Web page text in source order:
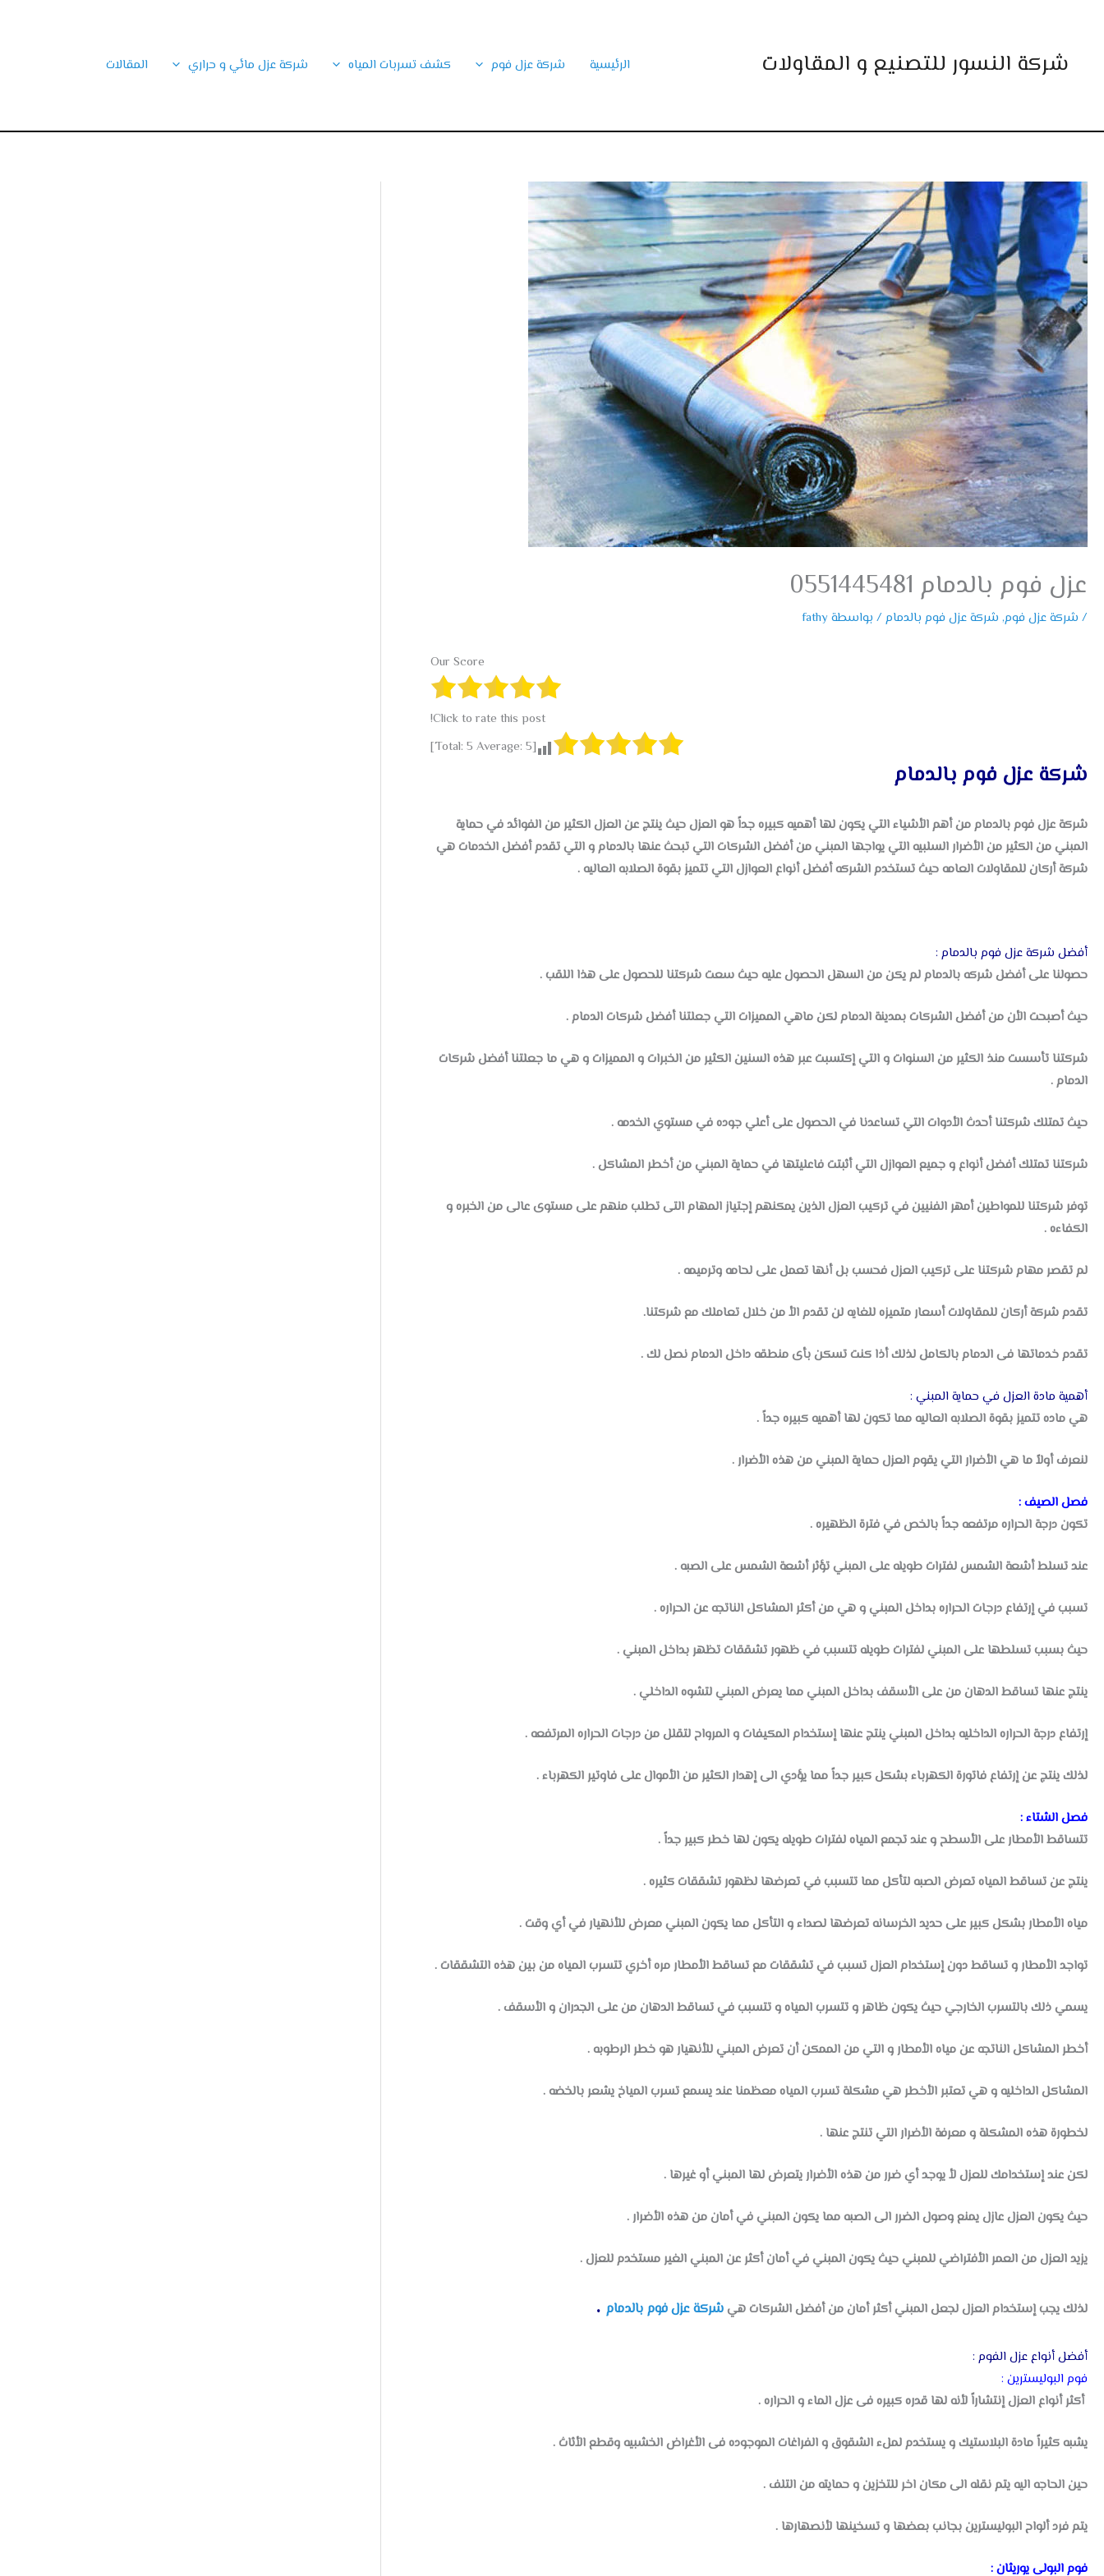
المحتوىشركة النسور للتصنيع و المقاولات الرئيسية شركة عزل فوم كشف تسربات المياه شركة عزل مائي و حراري المقالات
عزل فوم بالدمام 0551445481
/ شركة عزل فوم, شركة عزل فوم بالدمام / بواسطةfathy
Our Score
Click to rate this post!
[Total:
5 Average:5
]
شركة عزل فوم بالدمام
شركة عزل فوم بالدمام من أهم الأشياء التي يكون لها أهميه كبيره جداً هو العزل حيث ينتج عن العزل الكثير من الفوائد في حماية
المبني من الكثير من الأضرار السلبيه التي يواجها المبني من أفضل الشركات التي تبحث عنها بالدمام و التي تقدم أفضل الخدمات هي
شركة أركان للمقاولات العامه حيث تستخدم الشركه أفضل أنواع العوازل التي تتميز بقوة الصلابه العاليه .
أفضل شركة عزل فوم بالدمام :
حصولنا على أفضل شركه بالدمام لم يكن من السهل الحصول عليه حيث سعت شركتنا للحصول على هذا اللقب .
حيث أصبحت الأن من أفضل الشركات بمدينة الدمام لكن ماهي المميزات التي جعلتنا أفضل شركات الدمام .
شركتنا تأسست منذ الكثير من السنوات و التي إكتسبت عبر هذه السنين الكثير من الخبرات و المميزات و هي ما جعلتنا أفضل شركات
الدمام .
حيث تمتلك شركتنا أحدث الأدوات التي تساعدنا في الحصول على أعلي جوده في مستوي الخدمه .
شركتنا تمتلك أفضل أنواع و جميع العوازل التي أثبتت فاعليتها في حماية المبني من أخطر المشاكل .
توفر شركتنا للمواطين أمهر الفنيين في تركيب العزل الذين يمكنهم إجتياز المهام التى تطلب منهم على مستوى عالى من الخبره و
الكفاءه .
لم تقصر مهام شركتنا على تركيب العزل فحسب بل أنها تعمل على لحامه وترميمه .
تقدم شركة أركان للمقاولات أسعار متميزه للغايه لن تقدم الأ من خلال تعاملك مع شركتنا.
تقدم خدماتها فى الدمام بالكامل لذلك أذا كنت تسكن بأى منطقه داخل الدمام نصل لك .
أهمية مادة العزل في حماية المبني :
هي ماده تتميز بقوة الصلابه العاليه مما تكون لها أهميه كبيره جداً .
لنعرف أولاً ما هي الأضرار التي يقوم العزل حماية المبني من هذه الأضرار .
فصل الصيف :
تكون درجة الحراره مرتفعه جداً بالخص في فترة الظهيره .
عند تسلط أشعة الشمس لفترات طويله على المبني تؤثر أشعة الشمس على الصبه .
تسبب في إرتفاع درجات الحراره بداخل المبني و هي من أكثر المشاكل الناتجه عن الحراره .
حيث بسبب تسلطها على المبني لفترات طويله تتسبب في ظهور تشققات تظهر بداخل المبني .
ينتج عنها تساقط الدهان من على الأسقف بداخل المبني مما يعرض المبني لتشوه الداخلي .
إرتفاع درجة الحراره الداخليه بداخل المبني ينتج عنها إستخدام المكيفات و المرواح لتقلل من درجات الحراره المرتفعه .
لذلك ينتج عن إرتفاع فاتورة الكهرباء بشكل كبير جداً مما يؤدي الى إهدار الكثير من الأموال على فاوتير الكهرباء .
فصل الشتاء :
تتساقط الأمطار على الأسطح و عند تجمع المياه لفترات طويله يكون لها خطر كبير جداً .
ينتج عن تساقط المياه تعرض الصبه لتأكل مما تتسبب في تعرضها لظهور تشققات كثيره .
مياه الأمطار بشكل كبير على حديد الخرسانه تعرضها لصداء و التأكل مما يكون المبني معرض للأنهيار في أي وقت .
تواجد الأمطار و تساقط دون إستخدام العزل تسبب في تشققات مع تساقط الأمطار مره أخري تتسرب المياه من بين هذه التشققات .
يسمي ذلك بالتسرب الخارجي حيث يكون ظاهر و تتسرب المياه و تتسبب في تساقط الدهان من على الجدران و الأسقف .
أخطر المشاكل الناتجه عن مياه الأمطار و التي من الممكن أن تعرض المبني للأنهيار هو خطر الرطوبه .
المشاكل الداخليه و هي تعتبر الأخطر هي مشكلة تسرب المياه معظمنا عند يسمع تسرب المياخ يشعر بالخضه .
لخطورة هذه المشكلة و معرفة الأضرار التي تنتج عنها .
لكن عند إستخدامك للعزل لأ يوجد أي ضرر من هذه الأضرار يتعرض لها المبني أو غيرها .
حيث يكون العزل عازل يمنع وصول الضرر الى الصبه مما يكون المبني في أمان من هذه الأضرار .
يزيد العزل من العمر الأفتراضي للمبني حيث يكون المبني في أمان أكثر عن المبني الغير مستخدم للعزل .
لذلك يجب إستخدام العزل لجعل المبني أكثر أمان من أفضل الشركات هيشركة عزل فوم بالدمام .
أفضل أنواع عزل الفوم :
فوم البوليسترين :
أكثر أنواع العزل إنتشاراً لأنه لها قدره كبيره فى عزل الماء و الحراره .
يشبه كثيراً مادة البلاستيكو يستخدم لملء الشقوق و الفراغات الموجوده فى الأغراض الخشبيه وقطع الأثاث .
حين الحاجه اليه يتم نقله الى مكان اخر للتخزين و حمايته من التلف .
يتم فرد ألواح البوليسترين بجانب بعضها و تسخينها لأنصهارها .
فوم البولى يوريثان :